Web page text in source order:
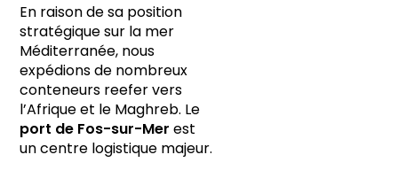
En raison de sa position
stratégique sur la mer
Méditerranée, nous
expédions de nombreux
conteneurs reefer vers
l’Afrique et le Maghreb. Le
port de Fos-sur-Merest
un centre logistique majeur.